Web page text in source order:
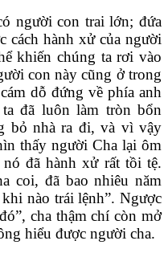
người con trai lớn; đứa
cách hành xử của người
khiến chúng ta rơi vào
con này cũng ở trong
dỗ đứng về phía anh
đã luôn làm tròn bổn
bỏ nhà ra đi, và vì vậy
thấy người Cha lại ôm
đã hành xử rất tồi tệ.
coi, đã bao nhiêu năm
nào trái lệnh”. Ngược
cha thậm chí còn mở
hiểu được người cha.